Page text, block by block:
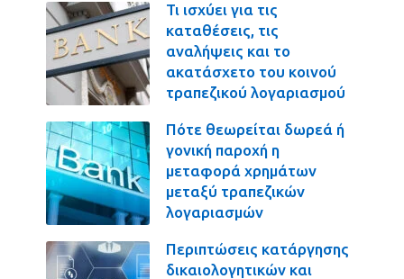
Τι ισχύει για τις
καταθέσεις, τις
αναλήψεις και το
ακατάσχετο του κοινού
τραπεζικού λογαριασμού
Πότε θεωρείται δωρεά ή
γονική παροχή η
μεταφορά χρημάτων
μεταξύ τραπεζικών
λογαριασμών
Περιπτώσεις κατάργησης
δικαιολογητικών και